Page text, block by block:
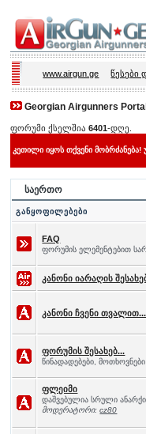
www.airgun.ge წესები
Georgian Airgunners Portal
ფორუმი ქსელშია6401-დღე.
კეთილი იყოს თქვენი მობრძანება!
საერთო
განყოფილებები
FAQ
ფორუმის ელემენტებით
კანონი იარაღის
კანონი ჩვენი თვალით...
ფორუმის შესახებ...
წინადადებები,
ფლეიმი
დაშვებულია სრული
მოდერატორი:cz80